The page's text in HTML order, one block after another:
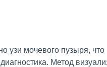
узи мочевого пузыря, что
Метод